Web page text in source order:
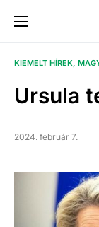
KIEMELT HÍREK
Ursula
2024. február 7.